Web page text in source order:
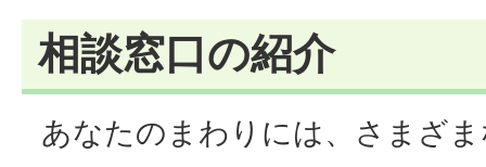
相談窓口の紹介
あなたのまわりには、さまざ